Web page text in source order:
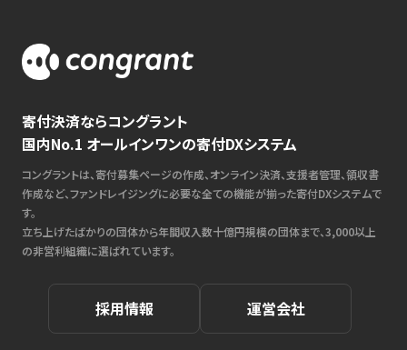
寄付決済ならコングラント
国内No.1 オールインワンの寄付DXシステム
コングラントは、寄付募集ページの作成、オンライン決済、支援者管理、領収書
作成など、ファンドレイジングに必要な全ての機能が揃った寄付DXシステムで
す。
立ち上げたばかりの団体から年間収入数十億円規模の団体まで、3,000以上
の非営利組織に選ばれています。
採用情報 運営会社